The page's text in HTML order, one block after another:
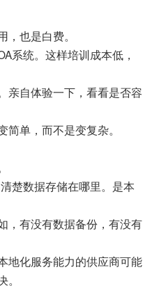
也是白费。
系统。这样培训成本低，
亲自体验一下，看看是否容
单，而不是变复杂。
楚数据存储在哪里。是本
，有没有数据备份，有没有
地化服务能力的供应商可能